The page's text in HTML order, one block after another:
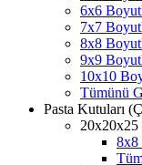
6x6
7x7
8x8
9x9
10x10
Tümünü
Pasta Kutuları
8x8